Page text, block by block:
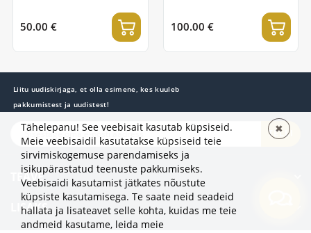
50.00 € 100.00 €
Liitu uudiskirjaga, et olla esimene, kes kuuleb
pakkumistest ja uudistest!
TELLI
TEAVE
LISAKS
Tähelepanu! See veebisait kasutab küpsiseid.
Meie veebisaidil kasutatakse küpsiseid teie
sirvimiskogemuse parendamiseks ja
isikupärastatud teenuste pakkumiseks.
Veebisaidi kasutamist jätkates nõustute
küpsiste kasutamisega. Te saate neid seadeid
hallata ja lisateavet selle kohta, kuidas me teie
andmeid kasutame, leida meie
✖